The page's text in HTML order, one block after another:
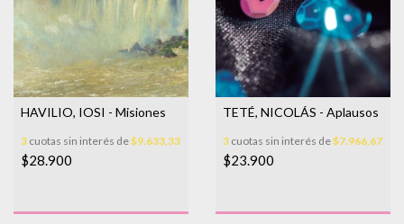
HAVILIO, IOSI - Misiones
3 cuotas sin interés de$9.633,33
$28.900
TETÉ, NICOLÁS - Aplausos
3 cuotas sin interés de$7.966,67
$23.900